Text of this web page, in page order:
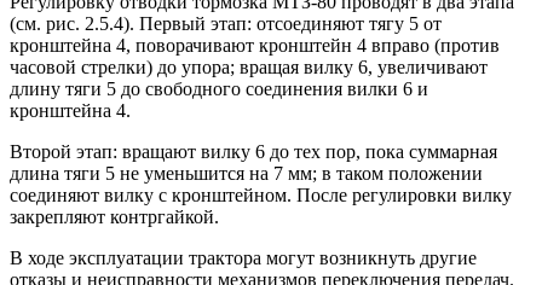
(см. рис. 2.5.4). Первый этап: отсоединяют тягу 5 от
кронштейна 4, поворачивают кронштейн 4 вправо (против
часовой стрелки) до упора; вращая вилку 6, увеличивают
длину тяги 5 до свободного соединения вилки 6 и
кронштейна 4.
Второй этап: вращают вилку 6 до тех пор, пока суммарная
длина тяги 5 не уменьшится на 7 мм; в таком положении
соединяют вилку с кронштейном. После регулировки вилку
закрепляют контргайкой.
В ходе эксплуатации трактора могут возникнуть другие
отказы и неисправности механизмов переключения передач.